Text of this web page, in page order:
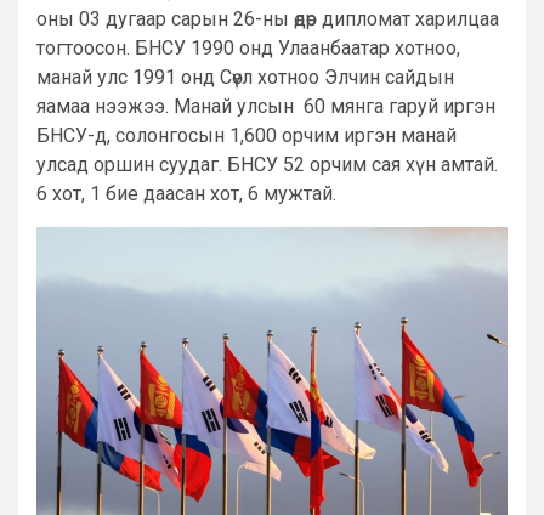
оны 03 дугаар сарын 26-ны өдөр дипломат харилцаа
тогтоосон. БНСУ 1990 онд Улаанбаатар хотноо,
манай улс 1991 онд Сөүл хотноо Элчин сайдын
яамаа нээжээ. Манай улсын 60 мянга гаруй иргэн
БНСУ-д, солонгосын 1,600 орчим иргэн манай
улсад оршин суудаг. БНСУ 52 орчим сая хүн амтай.
6 хот, 1 бие даасан хот, 6 мужтай.